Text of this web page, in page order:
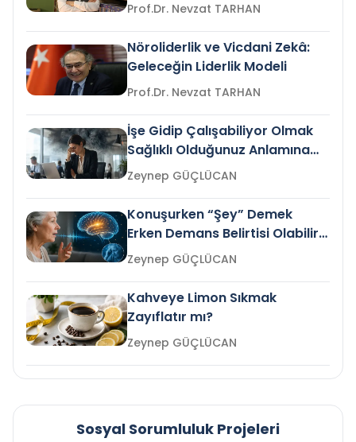
Prof.Dr. Nevzat TARHAN
Nöroliderlik ve Vicdani Zekâ:
Geleceğin Liderlik Modeli
Prof.Dr. Nevzat TARHAN
İşe Gidip Çalışabiliyor Olmak
Sağlıklı Olduğunuz Anlamına
Gelir mi?Zeynep GÜÇLÜCAN
Konuşurken “Şey” Demek
Erken Demans Belirtisi Olabilir
mi?
Zeynep GÜÇLÜCAN
Kahveye Limon Sıkmak
Zayıflatır mı?
Zeynep GÜÇLÜCAN
Sosyal Sorumluluk Projeleri